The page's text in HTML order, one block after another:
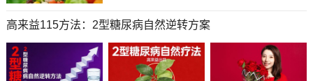
高来益115方法：2型糖尿病自然逆转方案